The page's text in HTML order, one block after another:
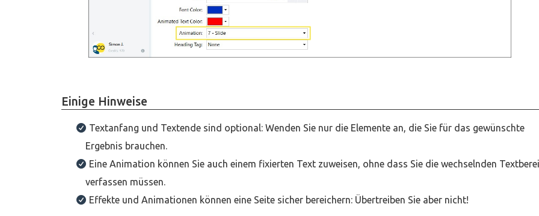
Einige Hinweise
Textanfang und Textende sind optional: Wenden Sie nur die Elemente an, die Sie für das gewünschte
Ergebnis brauchen.
Eine Animation können Sie auch einem fixierten Text zuweisen, ohne dass Sie die wechselnden
verfassen müssen.
Effekte und Animationen können eine Seite sicher bereichern: Übertreiben Sie aber nicht!